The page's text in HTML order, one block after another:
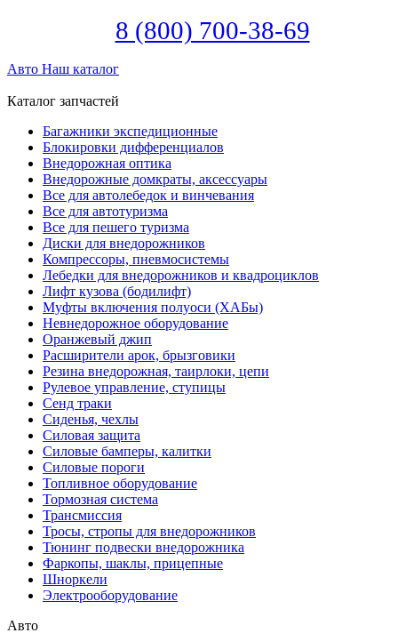
8 (800) 700-38-69
Авто Наш каталог
Каталог запчастей
Багажники экспедиционные
Блокировки дифференциалов
Внедорожная оптика
Внедорожные домкраты, аксессуары
Все для автолебедок и винчевания
Все для автотуризма
Все для пешего туризма
Диски для внедорожников
Компрессоры, пневмосистемы
Лебедки для внедорожников и квадроциклов
Лифт кузова (бодилифт)
Муфты включения полуоси (ХАБы)
Невнедорожное оборудование
Оранжевый джип
Расширители арок, брызговики
Резина внедорожная, таирлоки, цепи
Рулевое управление, ступицы
Сенд траки
Сиденья, чехлы
Силовая защита
Силовые бамперы, калитки
Силовые пороги
Топливное оборудование
Тормозная система
Трансмиссия
Тросы, стропы для внедорожников
Тюнинг подвески внедорожника
Фаркопы, шаклы, прицепные
Шноркели
Электрооборудование
Авто